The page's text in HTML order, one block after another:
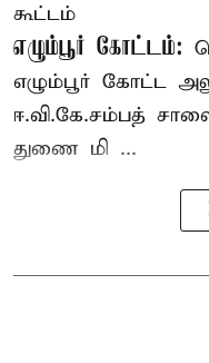
கூட்டம்
எழும்பூர் கோட்டம்:
எழும்பூர் கோட்ட
ஈ.வி.கே.சம்பத்
துணை மி ...